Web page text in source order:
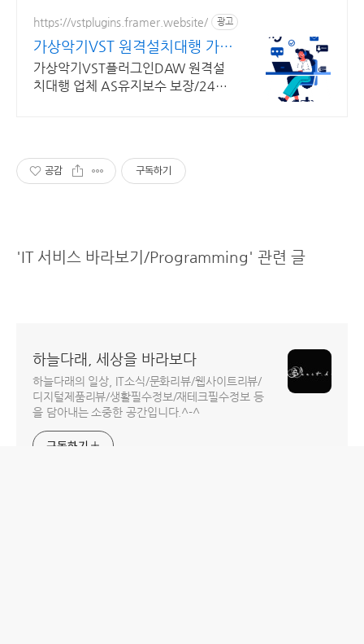
https://vstplugins.framer.website/ 광고
가상악기VST 원격설치대행 가상
악기플러그인 원격설치대행
가상악기VST플러그인DAW 원격설
치대행 업체 AS유지보수 보장/24시
공감 구독하기
'IT 서비스 바라보기/Programming' 관련 글
하늘다래, 세상을 바라보다
하늘다래의 일상, IT소식/문화리뷰/웹사이트리뷰/
디지털제품리뷰/생활필수정보/재테크필수정보 등
을 담아내는 소중한 공간입니다.^-^
구독하기